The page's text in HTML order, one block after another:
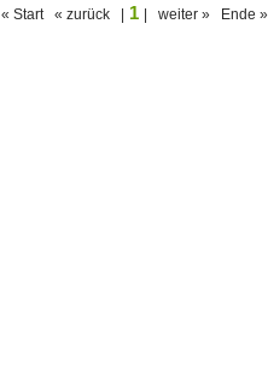
« Start « zurück | 1 | weiter » Ende »